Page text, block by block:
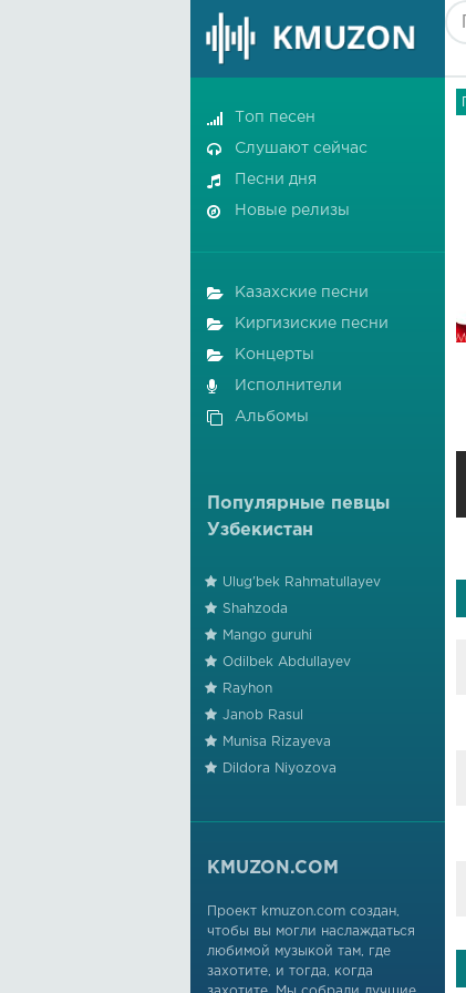
Топ песен
Слушают сейчас
Песни дня
Новые релизы
Казахские песни
Киргизиские песни
Концерты
Исполнители
Альбомы
Популярные певцы
Узбекистан
Ulug'bek Rahmatullayev
Shahzoda
Mango guruhi
Odilbek Abdullayev
Rayhon
Janob Rasul
Munisa Rizayeva
Dildora Niyozova
KMUZON.COM
Проект kmuzon.com создан,
чтобы вы могли наслаждаться
любимой музыкой там, где
захотите, и тогда, когда